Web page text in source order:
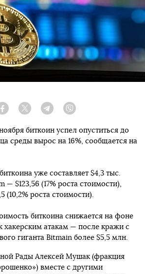
Facebook Twitter Telegram
биткоин успел опуститься до
среды вырос на 16%, сообщается на
уже составляет $4,3 тыс.
— $123,56 (17% роста стоимости),
(10,2% роста стоимости).
биткоина снижается на фоне
хакерским атакам — после кражи с
гиганта Bitmain более $5,5 млн.
Рады Алексей Мушак (фракция
вместе с другими